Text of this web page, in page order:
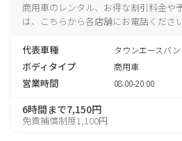
商用車のレンタル、お得な割引料金や
は、こちらから各店舗にお電話ください
代表車種 タウンエースバ
ボディタイプ 商用車
営業時間 08:00-20:00
6時間まで7,150円
免責補償制度1,100円